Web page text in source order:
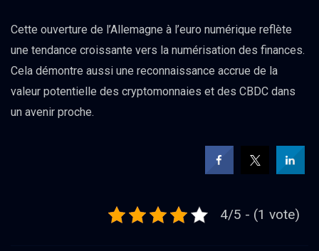
Cette ouverture de l’Allemagne à l’euro numérique reflète
une tendance croissante vers la numérisation des finances.
Cela démontre aussi une reconnaissance accrue de la
valeur potentielle des cryptomonnaies et des CBDC dans
un avenir proche.
4/5 - (1 vote)